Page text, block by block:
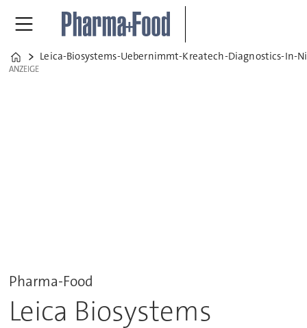
Home
Leica-Biosystems-Uebernimmt-Kreatech-Diagnostics-In-
ANZEIGE
ANZEIGE
Pharma-Food
Leica Biosystems